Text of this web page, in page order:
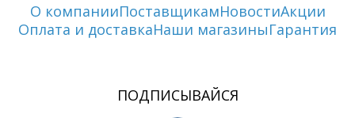
О компанииПоставщикамНовостиАкции
Оплата и доставкаНаши магазиныГарантия
ПОДПИСЫВАЙСЯ